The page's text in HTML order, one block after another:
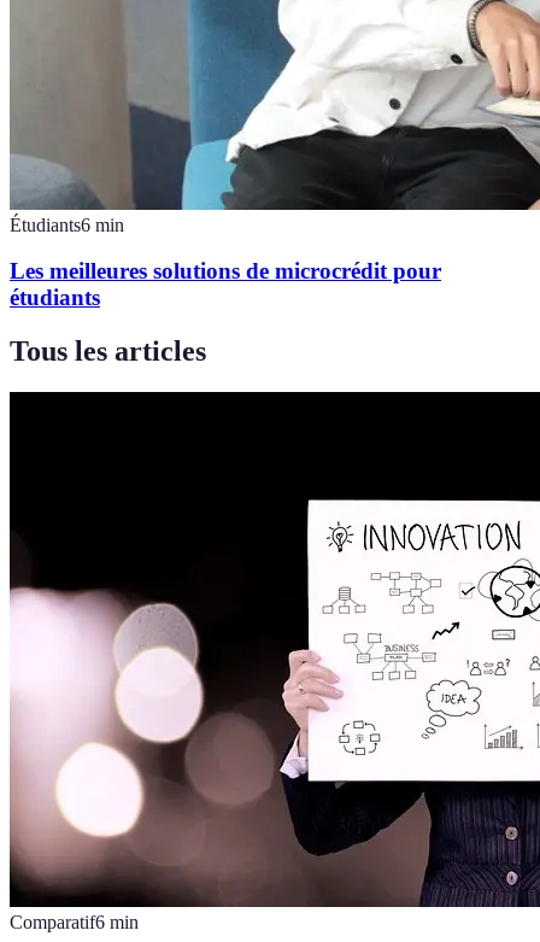
Étudiants6 min
Les meilleures solutions de microcrédit pour
étudiants
Tous les articles
Comparatif6 min